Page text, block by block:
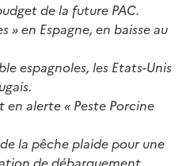
de la future PAC.
» en Espagne, en baisse au
espagnoles, les Etats-Unis
en alerte « Peste Porcine
la pêche plaide pour une
de débarquement.